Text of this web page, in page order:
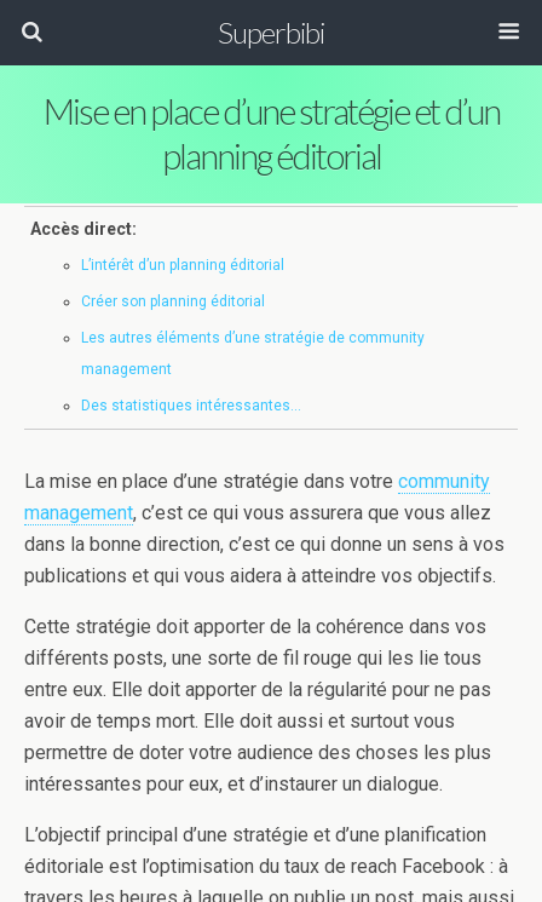
Superbibi
Mise en place d’une stratégie et d’un
planning éditorial
Accès direct:
L’intérêt d’un planning éditorial
Créer son planning éditorial
Les autres éléments d’une stratégie de community
management
Des statistiques intéressantes…
La mise en place d’une stratégie dans votre community
management, c’est ce qui vous assurera que vous allez
dans la bonne direction, c’est ce qui donne un sens à vos
publications et qui vous aidera à atteindre vos objectifs.
Cette stratégie doit apporter de la cohérence dans vos
différents posts, une sorte de fil rouge qui les lie tous
entre eux. Elle doit apporter de la régularité pour ne pas
avoir de temps mort. Elle doit aussi et surtout vous
permettre de doter votre audience des choses les plus
intéressantes pour eux, et d’instaurer un dialogue.
L’objectif principal d’une stratégie et d’une planification
éditoriale est l’optimisation du taux de reach Facebook : à